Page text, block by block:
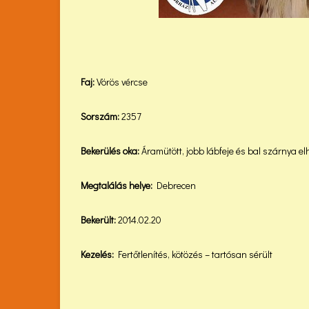
Faj:Vörös vércse
Sorszám:2357
Bekerülés oka:Áramütött, jobb lábfeje és bal szárnya
Megtalálás helye: Debrecen
Bekerült:2014.02.20
Kezelés: Fertőtlenítés, kötözés – tartósan sérült